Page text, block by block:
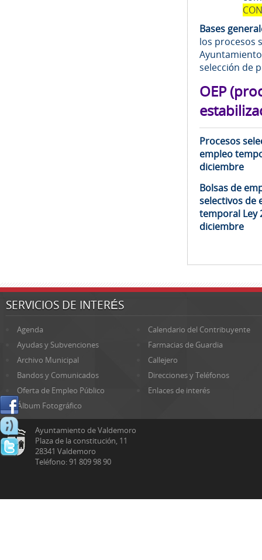
Bases
los procesos
selección de
OEP
Procesos
empleo
diciembre
Bolsas de
selectivos de
temporal Ley
diciembre
SERVICIOS DE INTERÉS
Agenda
Calendario del Contribuyente
Ayudas y Subvenciones
Farmacias de Guardia
Archivo Municipal
Callejero
Bandos y Comunicados
Direcciones y Teléfonos
Oferta de Empleo Público
Enlaces de interés
Álbum Fotográfico
Ayuntamiento de Valdemoro
Plaza de la constitución, 11
28341 Valdemoro
Teléfono: 91 809 98 90